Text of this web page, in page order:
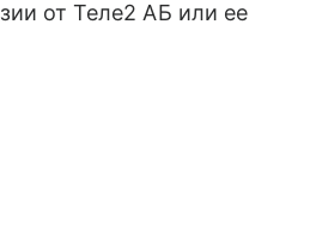
от Теле2 АБ или ее